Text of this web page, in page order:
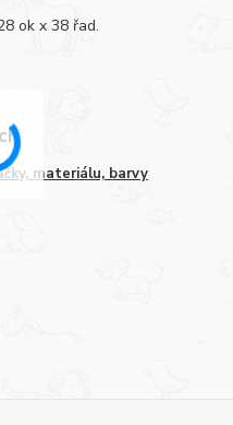
ok x 38 řad.
materiálu, barvy